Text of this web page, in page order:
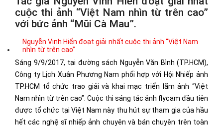
cuộc thi ảnh “Việt Nam nhìn từ trên cao”
với bức ảnh “Mũi Cà Mau”.
Nguyễn Vinh Hiển đoạt giải nhất cuộc thi ảnh “Việt Nam
nhìn từ trên cao”
Sáng 9/9/2017, tại đường sách Nguyễn Văn Bình (TP.HCM),
Công ty Lịch Xuân Phương Nam phối hợp với Hội Nhiếp ảnh
TP.HCM tổ chức trao giải và khai mạc triển lãm ảnh “Việt
Nam nhìn từ trên cao”. Cuộc thi sáng tác ảnh flycam đầu tiên
được tổ chức tại Việt Nam này thu hút sự tham gia của hầu
hết các nghệ sĩ nhiếp ảnh chuyên và bán chuyên trên toàn